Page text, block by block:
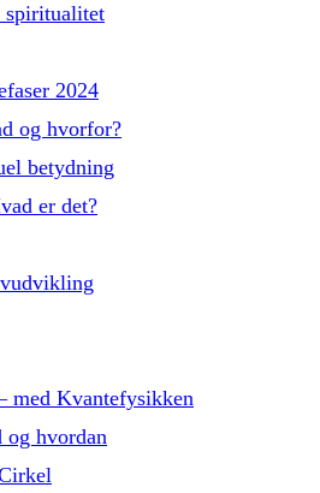
spiritualitet
2024
og hvorfor?
betydning
er det?
med Kvantefysikken
og hvordan